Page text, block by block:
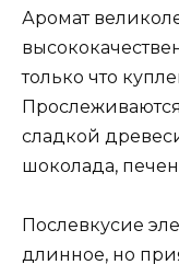
Аромат
только что
сладкой
шоколада,
Послевкусие
длинное, но